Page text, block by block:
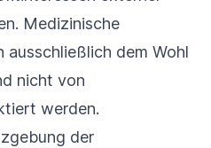
Medizinische
ausschließlich dem Wohl
nicht von
werden.
der